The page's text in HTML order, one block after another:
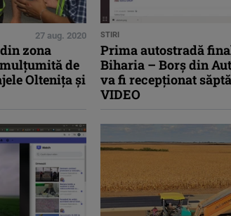
27 aug. 2020
zona
de
Oltenița și
STIRI
Prima autostradă
Biharia – Borș din
va fi recepționat
VIDEO